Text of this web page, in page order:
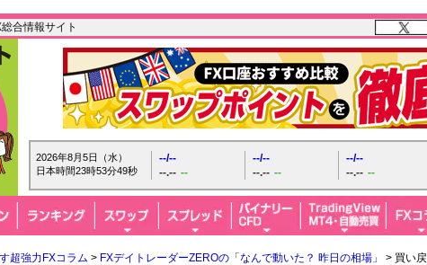
合情報サイト
2026年8月5日（水）
日本時間23時53分50秒
--/--
--.-- --
--/--
--.-- --
--/--
--.-- --
超強力FXコラム > FXデイトレーダーZEROの「なんで動いた？ 昨日の相場」
> 買い戻